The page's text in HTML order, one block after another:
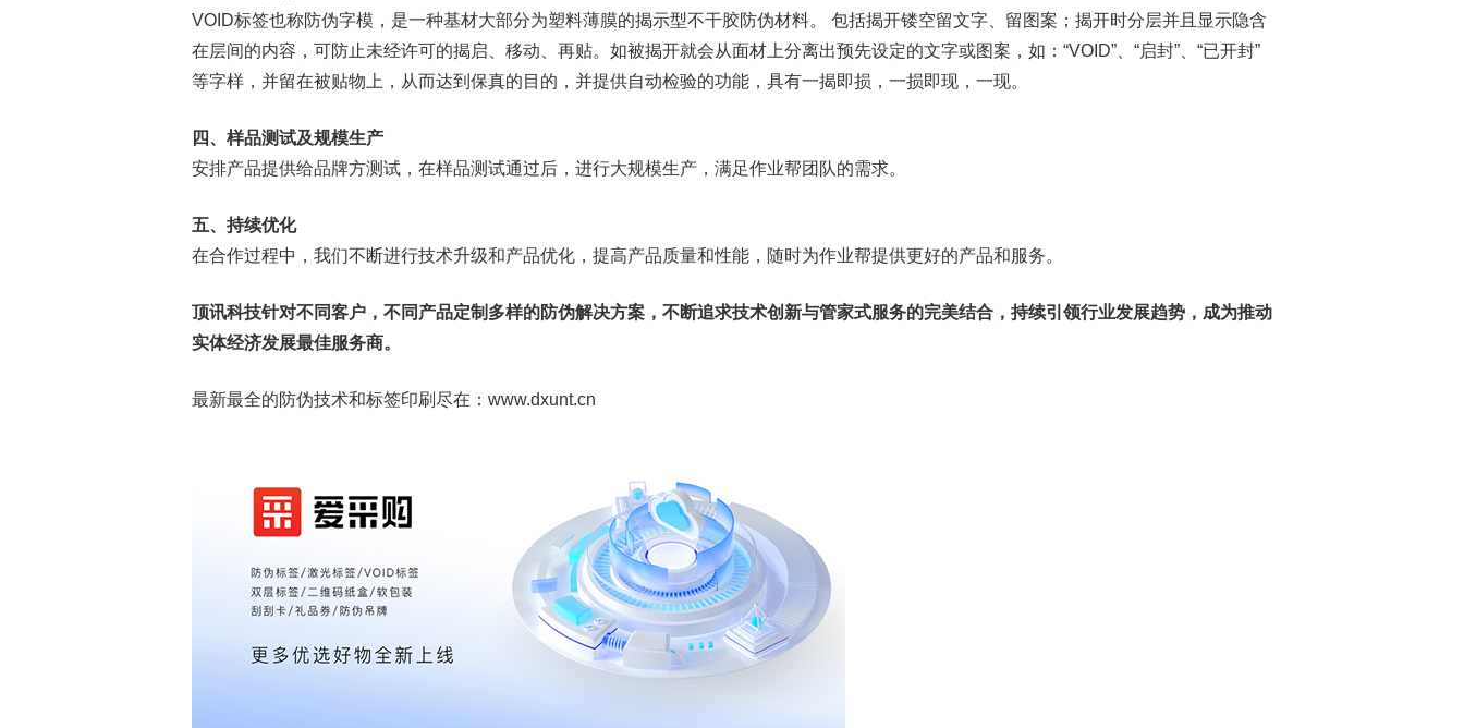
VOID标签也称防伪字模，是一种基材大部分为塑料薄膜的揭示型不干胶防伪材料。 包括揭开镂空留文字、留图案；揭开时分层并且显示隐含
在层间的内容，可防止未经许可的揭启、移动、再贴。如被揭开就会从面材上分离出预先设定的文字或图案，如：“VOID”、“启封”、“已开封”
等字样，并留在被贴物上，从而达到保真的目的，并提供自动检验的功能，具有一揭即损，一损即现，一现。
四、样品测试及规模生产
安排产品提供给品牌方测试，在样品测试通过后，进行大规模生产，满足作业帮团队的需求。
五、持续优化
在合作过程中，我们不断进行技术升级和产品优化，提高产品质量和性能，随时为作业帮提供更好的产品和服务。
顶讯科技针对不同客户，不同产品定制多样的防伪解决方案，不断追求技术创新与管家式服务的完美结合，持续引领行业发展趋势，成为推动
实体经济发展最佳服务商。
最新最全的防伪技术和标签印刷尽在：www.dxunt.cn